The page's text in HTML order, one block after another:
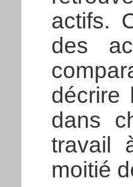
actifs.
des
décrire
dans
travail
moitié